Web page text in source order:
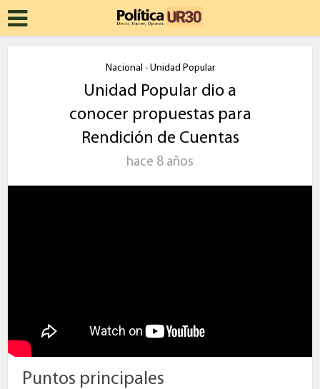
Nacional • Unidad Popular
Unidad Popular dio a
conocer propuestas para
Rendición de Cuentas
hace 8 años
Puntos principales